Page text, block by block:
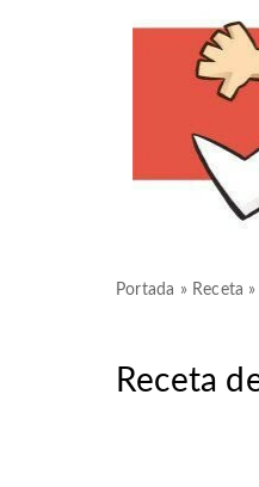
Portada » Receta »
Receta